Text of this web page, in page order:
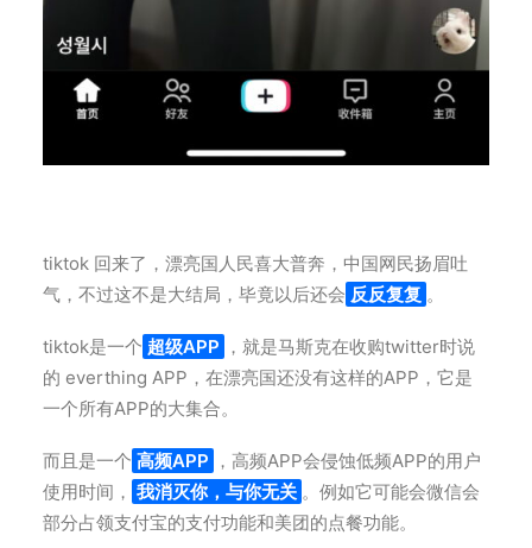
tiktok 回来了，漂亮国人民喜大普奔，中国网民扬眉吐
气，不过这不是大结局，毕竟以后还会 反反复复 。
tiktok是一个 超级APP ，就是马斯克在收购twitter时说
的 everthing APP，在漂亮国还没有这样的APP，它是
一个所有APP的大集合。
而且是一个 高频APP ，高频APP会侵蚀低频APP的用户
使用时间， 我消灭你，与你无关 。例如它可能会微信会
部分占领支付宝的支付功能和美团的点餐功能。